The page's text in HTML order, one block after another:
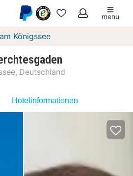
Meine
menu
Königssee
Deutschland
Hotelinformationen